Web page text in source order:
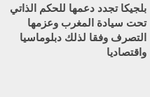
بلجيكا تجدد دعمها للحكم الذاتي
تحت سيادة المغرب وعزمها
التصرف وفقا لذلك دبلوماسيا
واقتصاديا